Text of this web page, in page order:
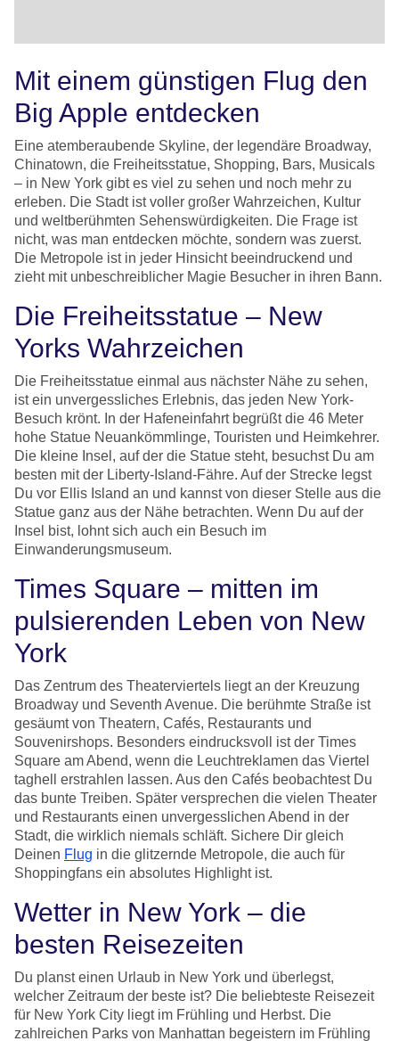
Mit einem günstigen Flug den
Big Apple entdecken
Eine atemberaubende Skyline, der legendäre Broadway,
Chinatown, die Freiheitsstatue, Shopping, Bars, Musicals
– in New York gibt es viel zu sehen und noch mehr zu
erleben. Die Stadt ist voller großer Wahrzeichen, Kultur
und weltberühmten Sehenswürdigkeiten. Die Frage ist
nicht, was man entdecken möchte, sondern was zuerst.
Die Metropole ist in jeder Hinsicht beeindruckend und
zieht mit unbeschreiblicher Magie Besucher in ihren Bann.
Die Freiheitsstatue – New
Yorks Wahrzeichen
Die Freiheitsstatue einmal aus nächster Nähe zu sehen,
ist ein unvergessliches Erlebnis, das jeden New York-
Besuch krönt. In der Hafeneinfahrt begrüßt die 46 Meter
hohe Statue Neuankömmlinge, Touristen und Heimkehrer.
Die kleine Insel, auf der die Statue steht, besuchst Du am
besten mit der Liberty-Island-Fähre. Auf der Strecke legst
Du vor Ellis Island an und kannst von dieser Stelle aus die
Statue ganz aus der Nähe betrachten. Wenn Du auf der
Insel bist, lohnt sich auch ein Besuch im
Einwanderungsmuseum.
Times Square – mitten im
pulsierenden Leben von New
York
Das Zentrum des Theaterviertels liegt an der Kreuzung
Broadway und Seventh Avenue. Die berühmte Straße ist
gesäumt von Theatern, Cafés, Restaurants und
Souvenirshops. Besonders eindrucksvoll ist der Times
Square am Abend, wenn die Leuchtreklamen das Viertel
taghell erstrahlen lassen. Aus den Cafés beobachtest Du
das bunte Treiben. Später versprechen die vielen Theater
und Restaurants einen unvergesslichen Abend in der
Stadt, die wirklich niemals schläft. Sichere Dir gleich
Deinen Flug in die glitzernde Metropole, die auch für
Shoppingfans ein absolutes Highlight ist.
Wetter in New York – die
besten Reisezeiten
Du planst einen Urlaub in New York und überlegst,
welcher Zeitraum der beste ist? Die beliebteste Reisezeit
für New York City liegt im Frühling und Herbst. Die
zahlreichen Parks von Manhattan begeistern im Frühling